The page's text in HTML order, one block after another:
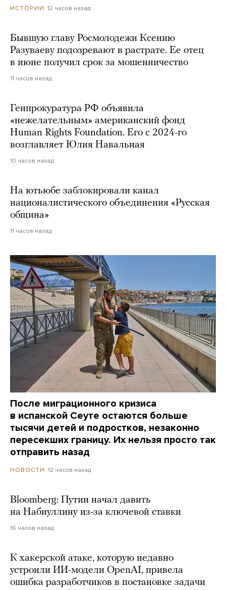
ИСТОРИИ 12 часов назад
Бывшую главу Росмолодежи Ксению
Разуваеву подозревают в растрате. Ее отец
в июне получил срок за мошенничество
11 часов назад
Генпрокуратура РФ объявила
«нежелательным» американский фонд
Human Rights Foundation. Его с 2024-го
возглавляет Юлия Навальная
10 часов назад
На ютьюбе заблокировали канал
националистического объединения «Русская
община»
11 часов назад
После миграционного кризиса
в испанской Сеуте остаются больше
тысячи детей и подростков, незаконно
пересекших границу. Их нельзя просто так
отправить назад
НОВОСТИ 12 часов назад
Bloomberg: Путин начал давить
на Набиуллину из-за ключевой ставки
16 часов назад
К хакерской атаке, которую недавно
устроили ИИ-модели OpenAI, привела
ошибка разработчиков в постановке задачи